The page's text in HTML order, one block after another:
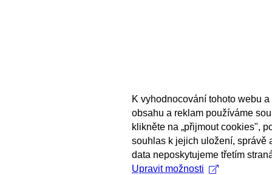
K vyhodnocování tohoto webu
obsahu a reklam používáme
klikněte na „přijmout cookies",
souhlas k jejich uložení, správě
data neposkytujeme třetím
Upravit možnosti